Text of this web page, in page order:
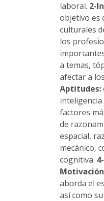
laboral. 2-
objetivo es
culturales
los
a temas,
afectar a
Aptitudes:
factores
de
espacial,
mecánico,
cognitiva.
Motivación
aborda el
así como